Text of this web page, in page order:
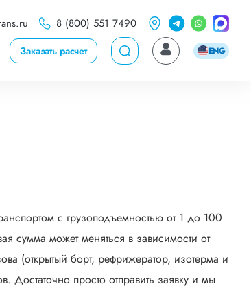
8 (800) 551 7490
Заказать расчет ENG
с грузоподъемностью от 1 до 100
сумма может меняться в зависимости от
(открытый борт, рефрижератор, изотерма и
просто отправить заявку и мы